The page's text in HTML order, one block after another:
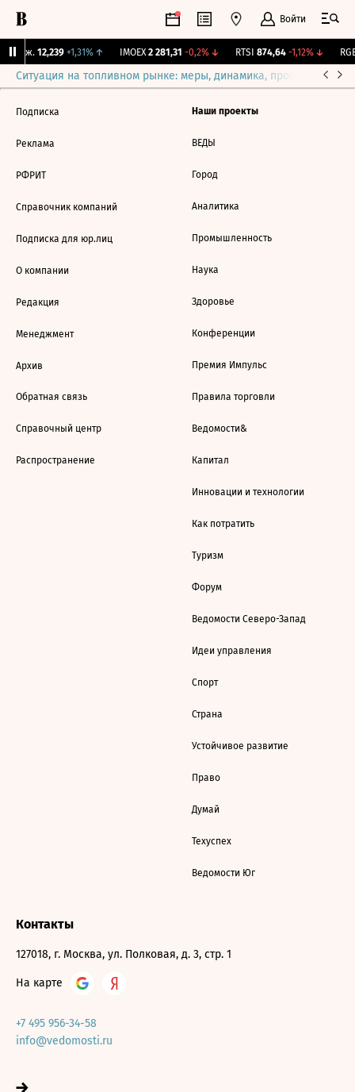
Войти
Бирж. 12,239 +1,31%↑ IMOEX 2 281,31 -0,2%↓ RTSI 874,64 -1,12%↓
Ситуация на топливном рынке: меры, динамика, прогнозы
Подписка
Реклама
РФРИТ
Справочник компаний
Подписка для юр.лиц
О компании
Редакция
Менеджмент
Архив
Обратная связь
Справочный центр
Распространение
Наши проекты
ВЕДЫ
Город
Аналитика
Промышленность
Наука
Здоровье
Конференции
Премия Импульс
Правила торговли
Ведомости&
Капитал
Инновации и технологии
Как потратить
Туризм
Форум
Ведомости Северо-Запад
Идеи управления
Спорт
Страна
Устойчивое развитие
Право
Думай
Техуспех
Ведомости Юг
Контакты
127018, г. Москва, ул. Полковая, д. 3, стр. 1
На карте
+7 495 956-34-58
info@vedomosti.ru